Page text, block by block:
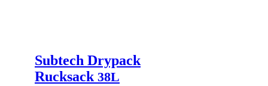
Subtech Drypack
Rucksack 38L